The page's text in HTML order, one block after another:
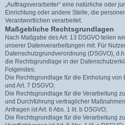
„Auftragsverarbeiter“ eine natürliche oder
Einrichtung oder andere Stelle, die
Verantwortlichen verarbeitet.
Maßgebliche Rechtsgrundlagen
Nach Maßgabe des Art. 13 DSGVO teilen
unserer Datenverarbeitungen mit. Für
Datenschutzgrundverordnung (DSGVO),
die Rechtsgrundlage in der
Folgendes:
Die Rechtsgrundlage für die Einholung von
und Art. 7 DSGVO;
Die Rechtsgrundlage für die Verarbeitung
und Durchführung vertraglicher
Anfragen ist Art. 6 Abs. 1 lit. b DSGVO;
Die Rechtsgrundlage für die Verarbeitung